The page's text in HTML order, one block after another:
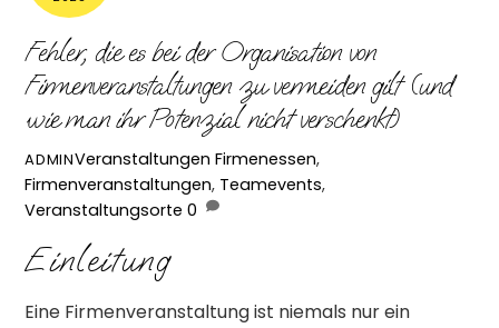
Fehler, die es bei der Organisation von
Firmenveranstaltungen zu vermeiden gilt (und
wie man ihr Potenzial nicht verschenkt)
ADMINVeranstaltungen Firmenessen,
Firmenveranstaltungen, Teamevents,
Veranstaltungsorte 0
Einleitung
Eine Firmenveranstaltung ist niemals nur ein